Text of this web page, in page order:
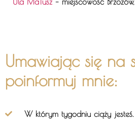
Umawiając się na
poinformuj mnie:
W którym tygodniu ciąży jesteś.